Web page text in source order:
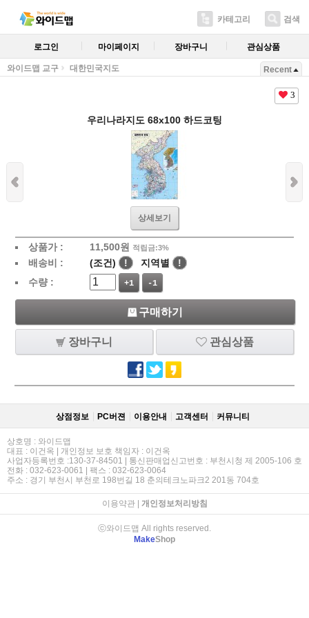
카테고리 검색
로그인 마이페이지 장바구니 관심상품
와이드맵 교구 대한민국지도 Recent
3
우리나라지도 68x100 하드코팅
상세보기
상품가 : 11,500원 적립금:3%
배송비 : (조건) ! 지역별
!
수량 :
+1 -1
구매하기
장바구니 관심상품
상점정보 PC버젼 이용안내 고객센터 커뮤니티
상호명 : 와이드맵
대표 : 이건옥 | 개인정보 보호 책임자 : 이건옥
사업자등록번호 :130-37-84501 | 통신판매업신고번호 : 부천시청 제 2005-106 호
전화 : 032-623-0061 | 팩스 : 032-623-0064
주소 : 경기 부천시 부천로 198번길 18 춘의테크노파크2 201동 704호
이용약관| 개인정보처리방침
ⓒ와이드맵 All rights reserved.
MakeShop